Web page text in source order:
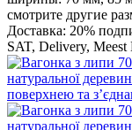
смотрите другие
Доставка: 20%
SAT, Delivery, Meest